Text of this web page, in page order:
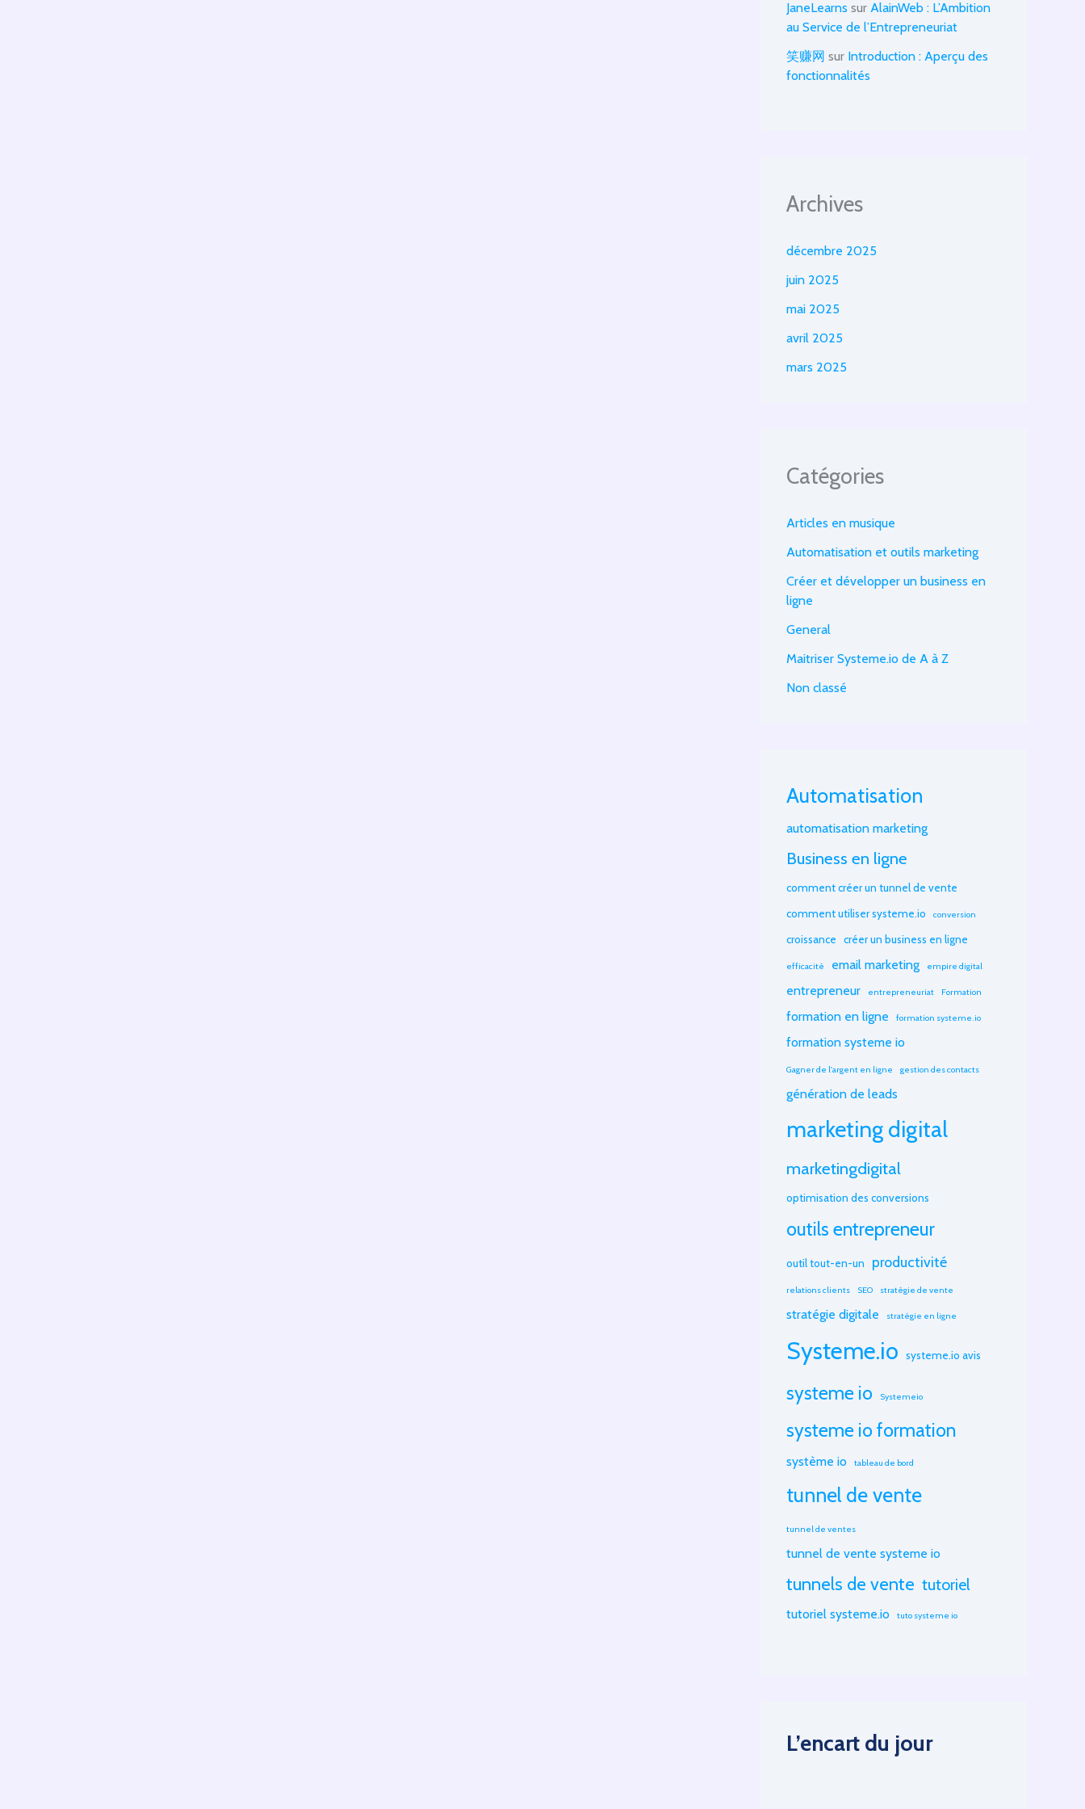
JaneLearns sur AlainWeb : L’Ambition
au Service de l’Entrepreneuriat
笑赚网 sur Introduction : Aperçu des
fonctionnalités
Archives
décembre 2025
juin 2025
mai 2025
avril 2025
mars 2025
Catégories
Articles en musique
Automatisation et outils marketing
Créer et développer un business en
ligne
General
Maitriser Systeme.io de A à Z
Non classé
Automatisation
automatisation marketing
Business en ligne
comment créer un tunnel de vente
comment utiliser systeme.io
conversion
croissance créer un business en ligne
efficacité email marketing empire digital
entrepreneur entrepreneuriat Formation
formation en ligne formation systeme.io
formation systeme io
Gagner de l'argent en ligne gestion des contacts
génération de leads
marketing digital
marketingdigital
optimisation des conversions
outils entrepreneur
outil tout-en-un productivité
relations clients SEO stratégie de vente
stratégie digitale stratégie en ligne
Systeme.io systeme.io avis
systeme io Systemeio
systeme io formation
système io tableau de bord
tunnel de vente
tunnel de ventes
tunnel de vente systeme io
tunnels de vente tutoriel
tutoriel systeme.io tuto systeme io
L’encart du jour